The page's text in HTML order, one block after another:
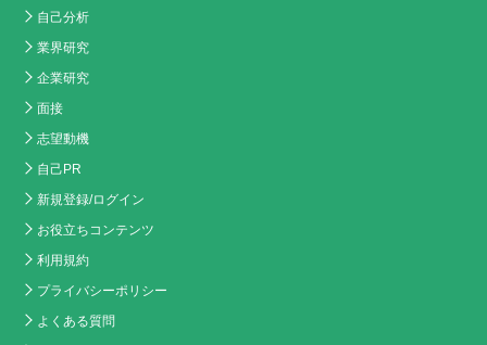
自己分析
業界研究
企業研究
面接
志望動機
自己PR
新規登録/ログイン
お役立ちコンテンツ
利用規約
プライバシーポリシー
よくある質問